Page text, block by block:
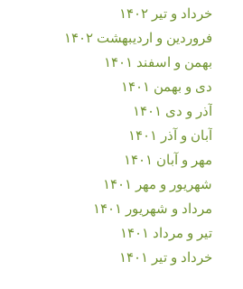
خرداد و تیر ۱۴۰۲
فروردین و اردیبهشت ۱۴۰۲
بهمن و اسفند ۱۴۰۱
دی و بهمن ۱۴۰۱
آذر و دی ۱۴۰۱
آبان و آذر ۱۴۰۱
مهر و آبان ۱۴۰۱
شهریور و مهر ۱۴۰۱
مرداد و شهریور ۱۴۰۱
تیر و مرداد ۱۴۰۱
خرداد و تیر ۱۴۰۱